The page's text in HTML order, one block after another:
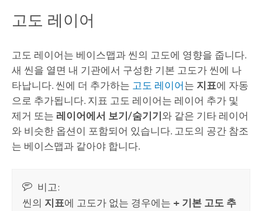
고도 레이어
고도 레이어는 베이스맵과 씬의 고도에 영향을 줍니다.
새 씬을 열면 내 기관에서 구성한 기본 고도가 씬에 나
타납니다. 씬에 더 추가하는 고도 레이어는 지표에 자동
으로 추가됩니다. 지표 고도 레이어는 레이어 추가 및
제거 또는 레이어에서 보기/숨기기와 같은 기타 레이어
와 비슷한 옵션이 포함되어 있습니다. 고도의 공간 참조
는 베이스맵과 같아야 합니다.
비고:
씬의 지표에 고도가 없는 경우에는 + 기본 고도 추